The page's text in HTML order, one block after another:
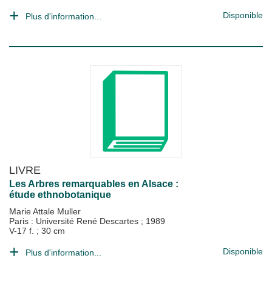
Plus d'information... Disponible
LIVRE
Les Arbres remarquables en Alsace :
étude ethnobotanique
Marie Attale Muller
Paris : Université René Descartes ; 1989
V-17 f. ; 30 cm
Plus d'information... Disponible